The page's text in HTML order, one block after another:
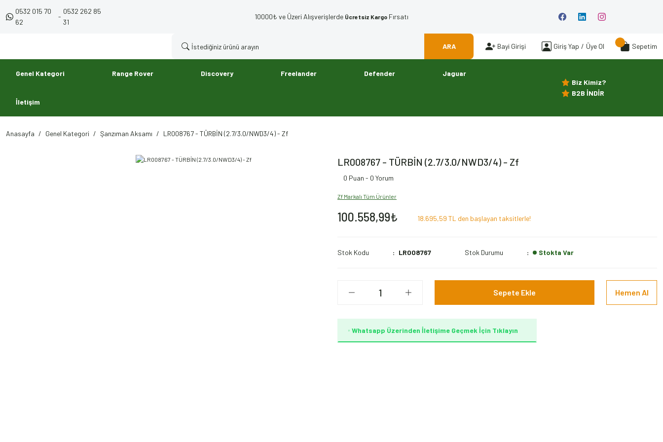
0532 015 70
62
-
0532 262 85
31
10000₺ ve Üzeri Alışverişlerde Ücretsiz Kargo Fırsatı
ARA Bayi Girişi Giriş Yap / Üye Ol Sepetim
Genel Kategori Range Rover Discovery Freelander Defender Jaguar
İletişim
Biz Kimiz?
B2B İNDİR
Anasayfa Genel Kategori Şanzıman Aksamı LR008767 - TÜRBİN (2.7/3.0/NWD3/4) - Zf
LR008767 - TÜRBİN (2.7/3.0/NWD3/4) - Zf
0 Puan - 0 Yorum
Zf Markalı Tüm Ürünler
100.558,99₺ 18.695,59 TL den başlayan taksitlerle!
Stok Kodu LR008767 Stok Durumu Stokta Var
Sepete Ekle Hemen Al
Whatsapp Üzerinden İletişime Geçmek İçin Tıklayın